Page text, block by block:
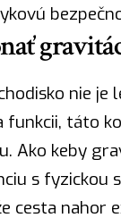
nie je
funkcii, táto
Ako keby
s fyzickou
cesta nahor